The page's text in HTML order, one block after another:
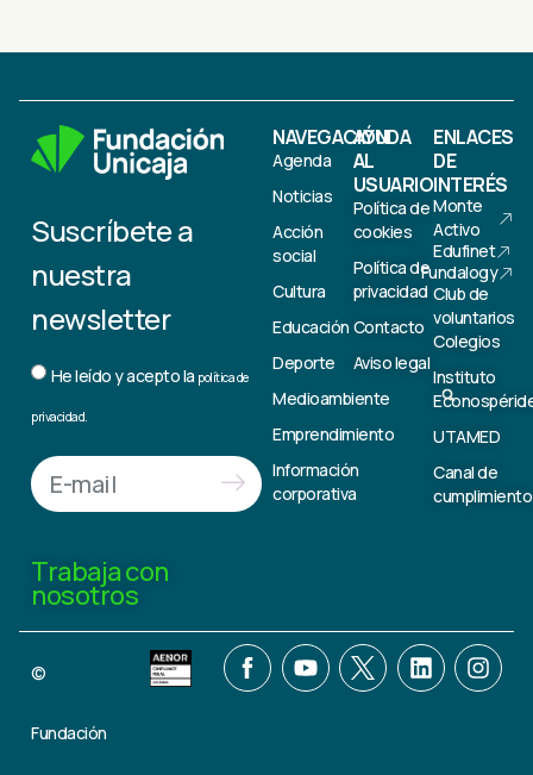
Suscríbete a
nuestra
newsletter
He leído y acepto la política de
privacidad.
Trabaja con
nosotros
NAVEGACIÓN
Agenda
Noticias
Acción
social
Cultura
Educación
Deporte
Medioambiente
Emprendimiento
Información
corporativa
AYUDA
AL
USUARIO
Política de
cookies
Política de
privacidad
Contacto
Aviso legal
ENLACES
DE
INTERÉS
Monte
Activo
Edufinet
Fundalogy
Club de
voluntarios
Colegios
Instituto
UTAMED
Canal de
cumplimiento
©
Fundación